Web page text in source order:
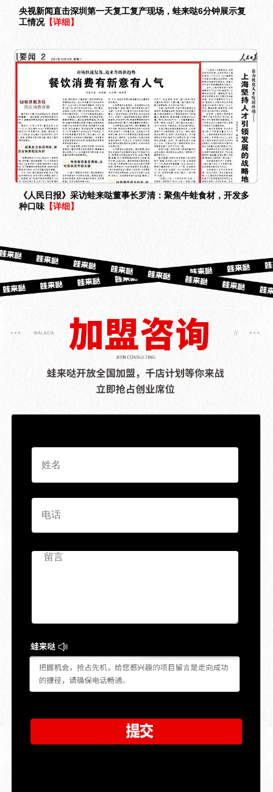
央视新闻直击深圳第一天复工复产现场，蛙来哒6分钟展示复
工情况【详细】
《人民日报》采访蛙来哒董事长罗清：聚焦牛蛙食材，开发多
种口味 【详细】